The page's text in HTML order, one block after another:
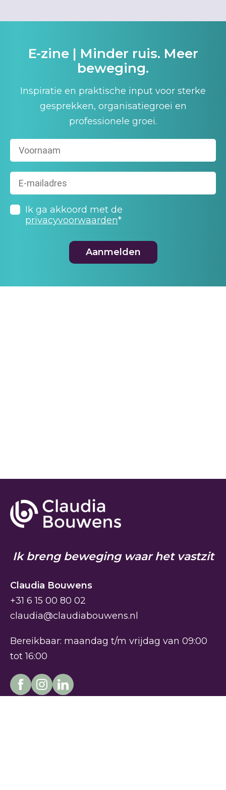
E-zine | Minder ruis. Meer
beweging.
Inspiratie en praktische input voor sterke
gesprekken, organisatiegroei en
professionele groei.
Ik ga akkoord met de
privacyvoorwaarden*
Aanmelden
Ik breng beweging waar het vastzit
Claudia Bouwens
+31 6 15 00 80 02
claudia@claudiabouwens.nl
Bereikbaar: maandag t/m vrijdag van 09:00
tot 16:00